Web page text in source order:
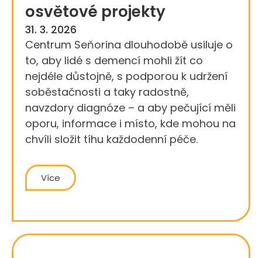
osvětové projekty
31. 3. 2026
Centrum Seňorina dlouhodobě usiluje o
to, aby lidé s demencí mohli žít co
nejdéle důstojně, s podporou k udržení
soběstačnosti a taky radostně,
navzdory diagnóze – a aby pečující měli
oporu, informace i místo, kde mohou na
chvíli složit tíhu každodenní péče.
Více